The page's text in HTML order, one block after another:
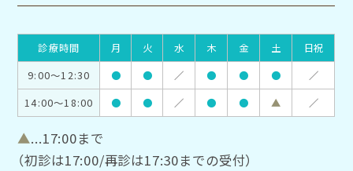
診療時間 月 火 水 木 金 土
日祝
9:00～12:30
● ● ／ ● ● ●
／
14:00～18:00
● ● ／ ● ● ▲ ／
▲...17:00まで
（初診は17:00/再診は17:30までの受付）